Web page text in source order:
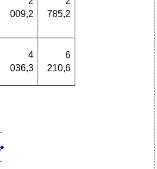
009,2
785,2
4
036,3
6
210,6